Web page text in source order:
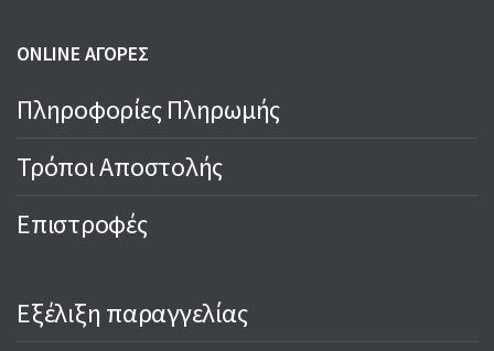
ONLINE ΑΓΟΡΕΣ
Πληροφορίες Πληρωμής
Τρόποι Αποστολής
Επιστροφές
Εξέλιξη παραγγελίας